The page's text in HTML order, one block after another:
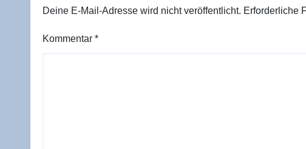
Deine E-Mail-Adresse wird nicht veröffentlicht. Erforderliche
Kommentar *